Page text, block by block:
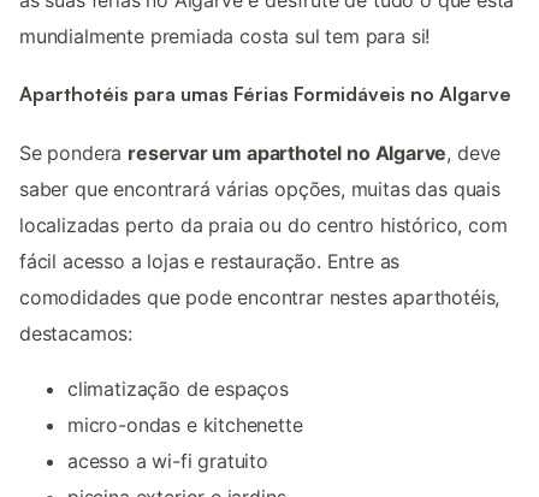
mundialmente premiada costa sul tem para si!
Aparthotéis para umas Férias Formidáveis no Algarve
Se pondera reservar um aparthotel no Algarve, deve
saber que encontrará várias opções, muitas das quais
localizadas perto da praia ou do centro histórico, com
fácil acesso a lojas e restauração. Entre as
comodidades que pode encontrar nestes aparthotéis,
destacamos:
climatização de espaços
micro-ondas e kitchenette
acesso a wi-fi gratuito